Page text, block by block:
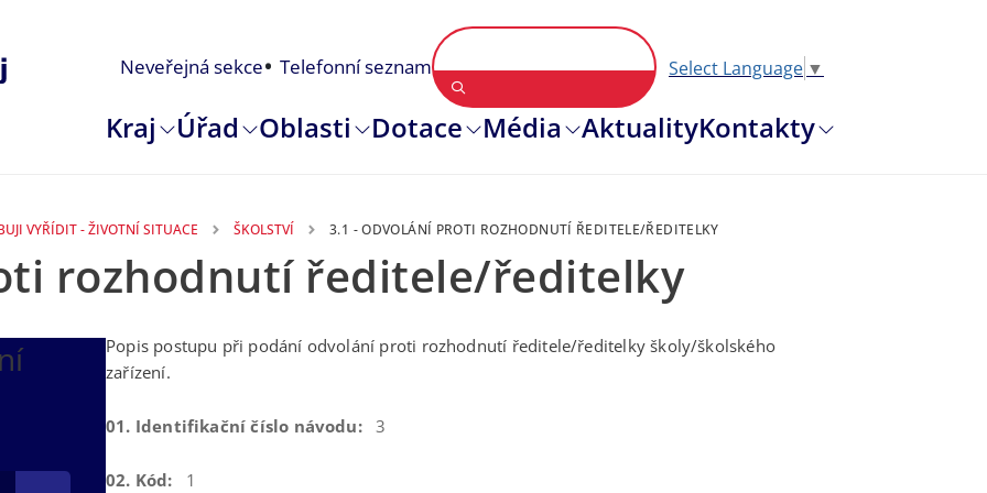
Neveřejná sekce Telefonní seznam Select Language ▼
Kraj Úřad Oblasti Dotace Média AktualityKontakty
VYŘÍDIT - ŽIVOTNÍ SITUACE ŠKOLSTVÍ 3.1 - ODVOLÁNÍ PROTI ROZHODNUTÍ ŘEDITELE/ŘEDITELKY
rozhodnutí ředitele/ředitelky
Popis postupu při podání odvolání proti rozhodnutí ředitele/ředitelky školy/školského
zařízení.
01. Identifikační číslo návodu:3
02. Kód: 1